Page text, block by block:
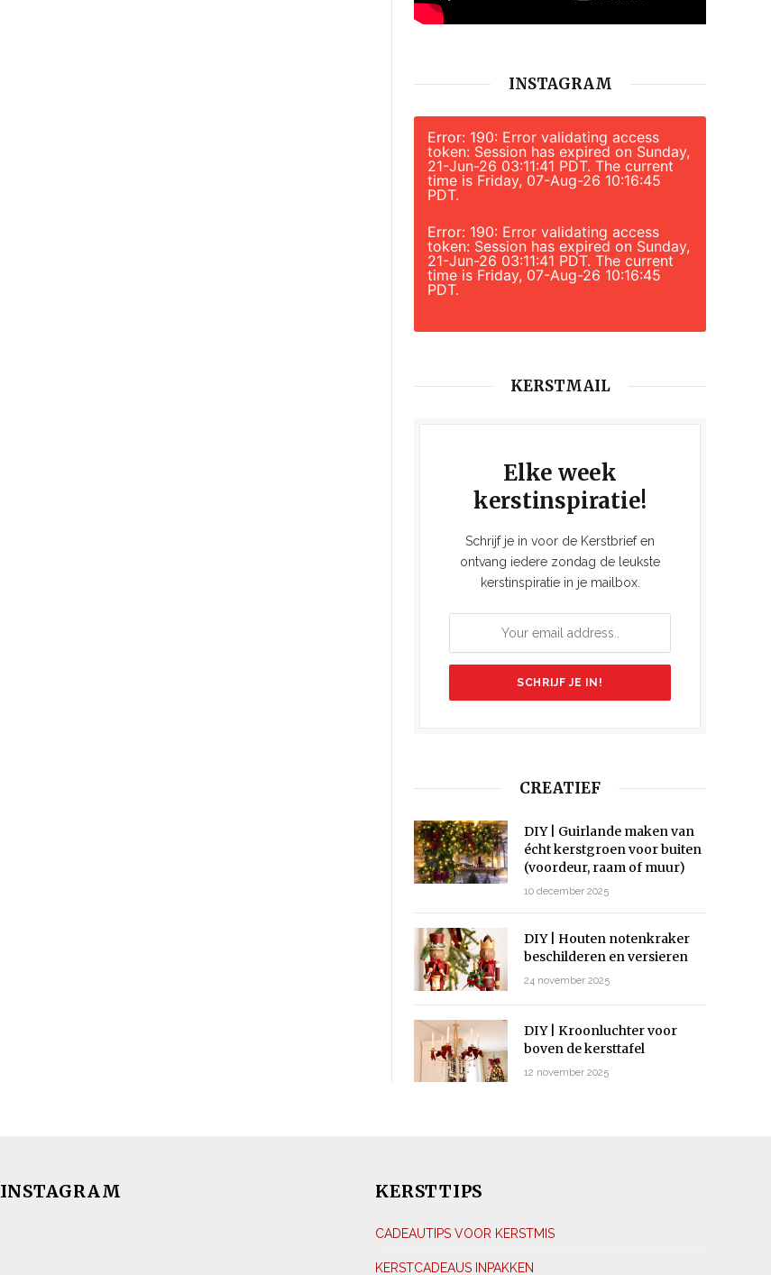
INSTAGRAM
Error: 190: Error validating access
token: Session has expired on Sunday,
21-Jun-26 03:11:41 PDT. The current
time is Friday, 07-Aug-26 10:16:45
PDT.
Error: 190: Error validating access
token: Session has expired on Sunday,
21-Jun-26 03:11:41 PDT. The current
time is Friday, 07-Aug-26 10:16:45
PDT.
KERSTMAIL
Elke week
kerstinspiratie!
Schrijf je in voor de Kerstbrief en
ontvang iedere zondag de leukste
kerstinspiratie in je mailbox.
CREATIEF
DIY | Guirlande maken van
écht kerstgroen voor buiten
(voordeur, raam of muur)
10 december 2025
DIY | Houten notenkraker
beschilderen en versieren
24 november 2025
DIY | Kroonluchter voor
boven de kersttafel
12 november 2025
INSTAGRAM KERSTTIPS
CADEAUTIPS VOOR KERSTMIS
KERSTCADEAUS INPAKKEN